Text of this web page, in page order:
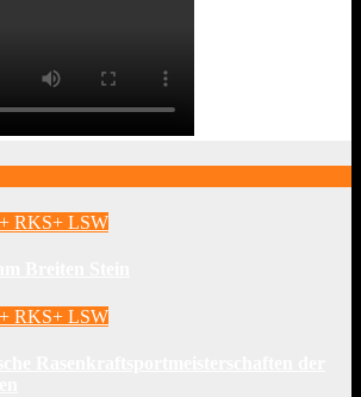
RKS+ LSW
RKS+ LSW